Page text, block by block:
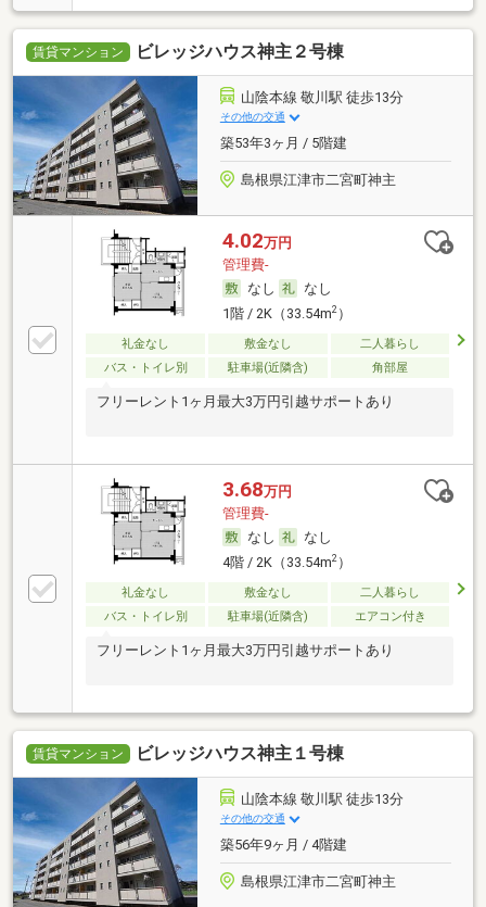
賃貸マンション ビレッジハウス神主２号棟
山陰本線 敬川駅 徒歩13分
その他の交通
築53年3ヶ月 / 5階建
島根県江津市二宮町神主
4.02万円
管理費-
なし
なし
1階 / 2K（33.54m2）
礼金なし 敷金なし
二人暮らし
バス・トイレ別
駐車場(近隣含) 角部屋
フリーレント1ヶ月最大3万円引越サポートあり
3.68万円
管理費-
なし
なし
4階 / 2K（33.54m2）
礼金なし 敷金なし
二人暮らし
バス・トイレ別
駐車場(近隣含) エアコン付き
フリーレント1ヶ月最大3万円引越サポートあり
賃貸マンション ビレッジハウス神主１号棟
山陰本線 敬川駅 徒歩13分
その他の交通
築56年9ヶ月 / 4階建
島根県江津市二宮町神主